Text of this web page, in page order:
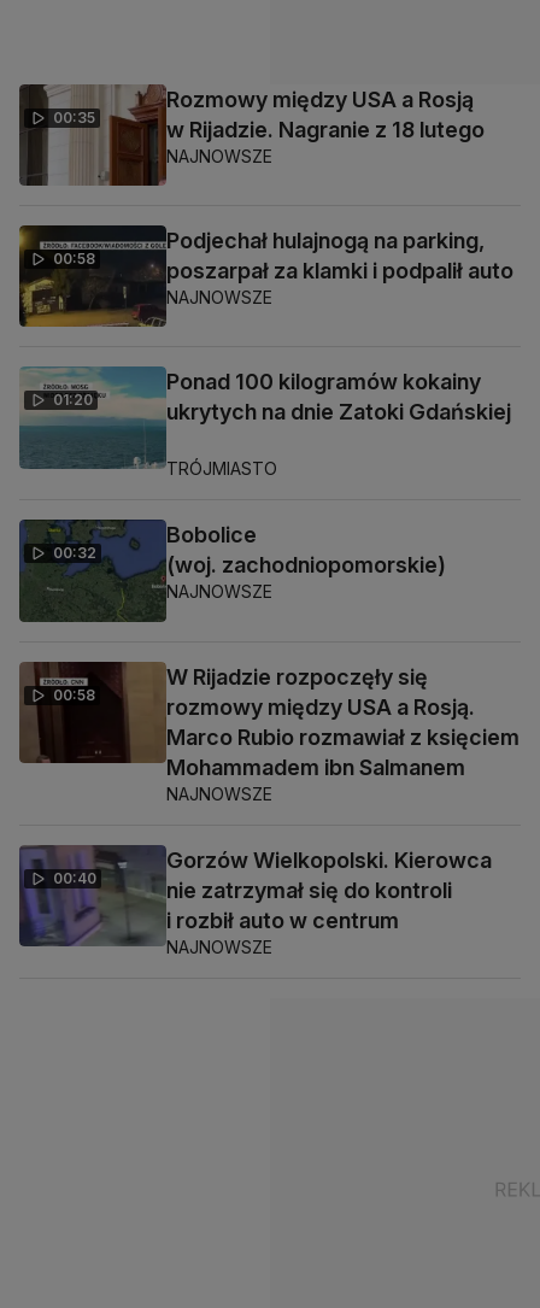
00:35
Rozmowy między USA a Rosją
w Rijadzie. Nagranie z 18 lutego
NAJNOWSZE
00:58
Podjechał hulajnogą na parking,
poszarpał za klamki i podpalił auto
NAJNOWSZE
01:20
Ponad 100 kilogramów kokainy
ukrytych na dnie Zatoki Gdańskiej
TRÓJMIASTO
00:32
Bobolice
(woj. zachodniopomorskie)
NAJNOWSZE
00:58
W Rijadzie rozpoczęły się
rozmowy między USA a Rosją.
Marco Rubio rozmawiał z księciem
Mohammadem ibn Salmanem
NAJNOWSZE
00:40
Gorzów Wielkopolski. Kierowca
nie zatrzymał się do kontroli
i rozbił auto w centrum
NAJNOWSZE